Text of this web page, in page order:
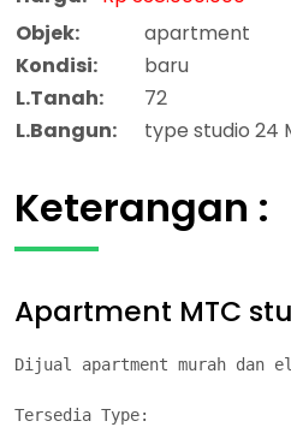
Objek:
apartment
Kondisi:
baru
L.Tanah:
72
L.Bangun:
type studio 24
Keterangan :
Apartment MTC
Dijual apartment murah dan
Tersedia Type: